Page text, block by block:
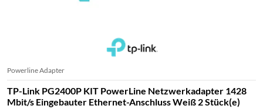
Powerline Adapter
TP-Link PG2400P KIT PowerLine Netzwerkadapter 1428
Mbit/s Eingebauter Ethernet-Anschluss Weiß 2 Stück(e)